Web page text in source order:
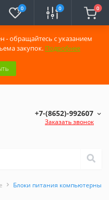
- обращайтесь с указанием
закупок. Подробнее
0 0 0
+7-(8652)-992607
Заказать звонок
Блоки питания компьютерные